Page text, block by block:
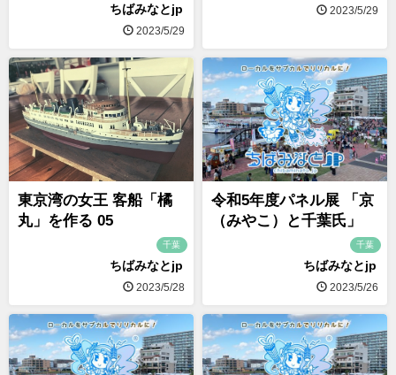
ちばみなとjp
2023/5/29
2023/5/29
東京湾の女王 客船「橘
丸」を作る 05
千葉
ちばみなとjp
2023/5/28
令和5年度パネル展 「京
（みやこ）と千葉氏」
千葉
ちばみなとjp
2023/5/26